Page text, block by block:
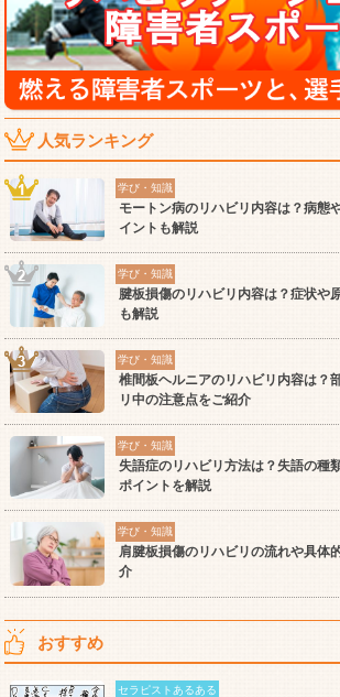
人気ランキング
学び・知識
モートン病のリハビリ内容は？病態
イントも解説
学び・知識
腱板損傷のリハビリ内容は？症状や
も解説
学び・知識
椎間板ヘルニアのリハビリ内容は？
リ中の注意点をご紹介
学び・知識
失語症のリハビリ方法は？失語の種
ポイントを解説
学び・知識
肩腱板損傷のリハビリの流れや具体
介
おすすめ
セラピストあるある